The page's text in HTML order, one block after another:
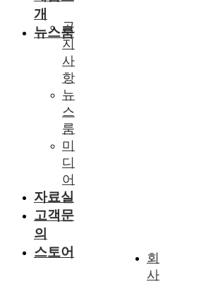
개
뉴스룸
공
지
사
항
뉴
스
룸
미
디
어
자료실
고객문
의
스토어
회
사